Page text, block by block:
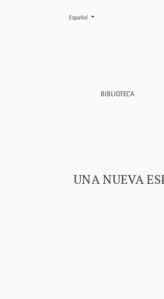
Una nueva especie de
BIBLIOTECA
Cambiar el idioma. El actual es:
Español
UNA NUEVA